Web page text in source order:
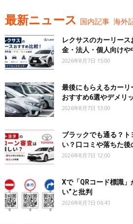
最新ニュース 国内記事 海外
レクサスのカーリー
金・法人・個人向けや
2026年8月7日 15:00
最後にもらえるカーリ
おすすめ6選やデメリ
2026年8月7日 13:00
ブラックでも通る？
い？口コミや落ちた後
2026年8月7日 12:00
Xで「QRコード標識
い”と批判
2026年8月7日 06:41